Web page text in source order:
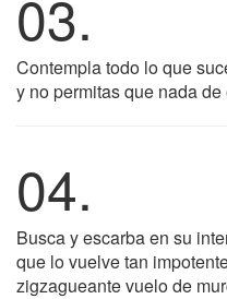
03.
Contempla todo lo que
y no permitas que nada
04.
Busca y escarba en su
que lo vuelve tan
zigzagueante vuelo de